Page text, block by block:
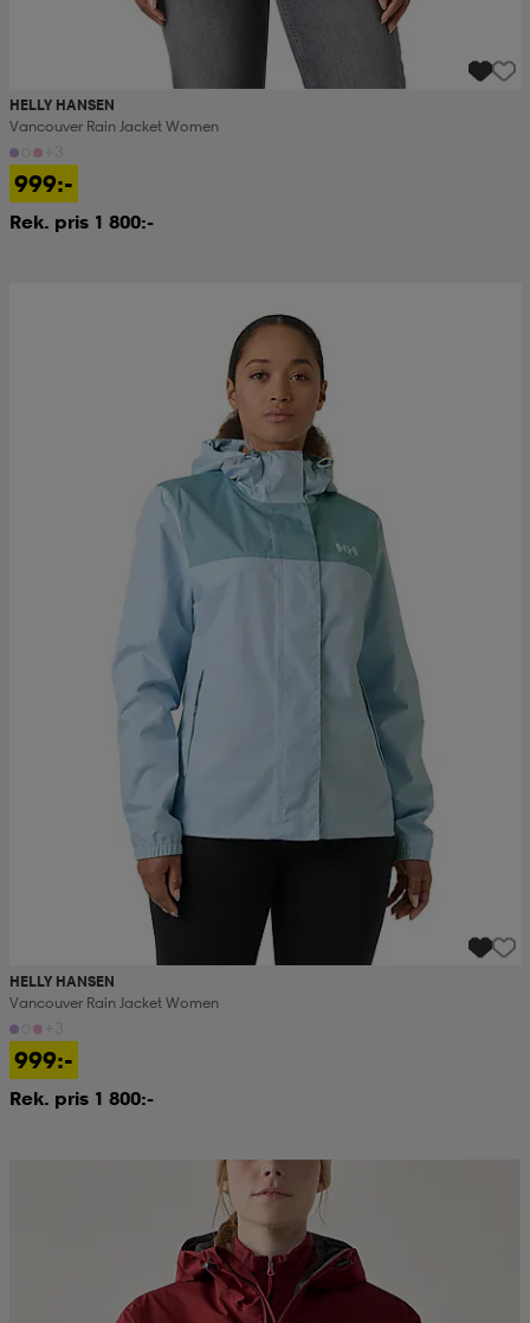
HELLY HANSEN
Vancouver Rain Jacket Women
999:-
Rek. pris 1 800:-
HELLY HANSEN
Vancouver Rain Jacket Women
999:-
Rek. pris 1 800:-